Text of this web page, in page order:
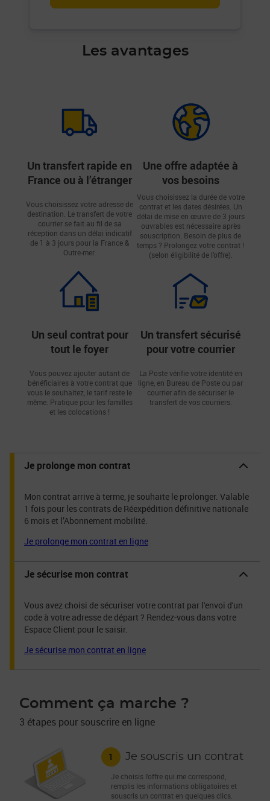
Les avantages
Un transfert rapide en
France ou à l’étranger
Vous choisissez votre adresse de
destination. Le transfert de votre
courrier se fait au fil de sa
réception dans un délai indicatif
de 1 à 3 jours pour la France &
Outre-mer.
Une offre adaptée à
vos besoins
Vous choisissez la durée de votre
contrat et les dates désirées. Un
délai de mise en œuvre de 3 jours
ouvrables est nécessaire après
souscription. Besoin de plus de
temps ? Prolongez votre contrat !
(selon éligibilité de l’offre).
Un seul contrat pour
tout le foyer
Vous pouvez ajouter autant de
bénéficiaires à votre contrat que
vous le souhaitez, le tarif reste le
même. Pratique pour les familles
et les colocations !
Un transfert sécurisé
pour votre courrier
La Poste vérifie votre identité en
ligne, en Bureau de Poste ou par
courrier afin de sécuriser le
transfert de vos courriers.
Je sécurise mon contrat
Vous avez choisi de sécuriser votre contrat par l'envoi d'un
code à votre adresse de départ ? Rendez-vous dans votre
Espace Client pour le saisir.
Je sécurise mon contrat en ligne
Je prolonge mon contrat
Mon contrat arrive à terme, je souhaite le prolonger. Valable
1 fois pour les contrats de Réexpédition définitive nationale
6 mois et l’Abonnement mobilité.
Je prolonge mon contrat en ligne
Comment ça marche ?
3 étapes pour souscrire en ligne
1 Je souscris un contrat
Je choisis l’offre qui me correspond,
remplis les informations obligatoires et
souscris un contrat en quelques clics.